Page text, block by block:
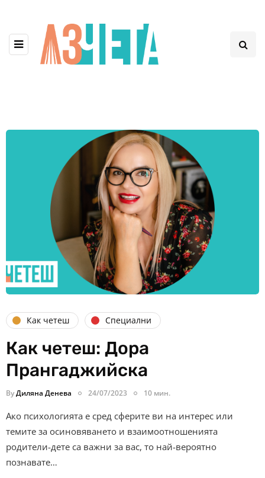
Как четеш Специални
Как четеш: Дора
Прангаджийска
ByДиляна Денева 24/07/2023 10 мин.
Ако психологията е сред сферите ви на интерес или
темите за осиновяването и взаимоотношенията
родители-дете са важни за вас, то най-вероятно
познавате…